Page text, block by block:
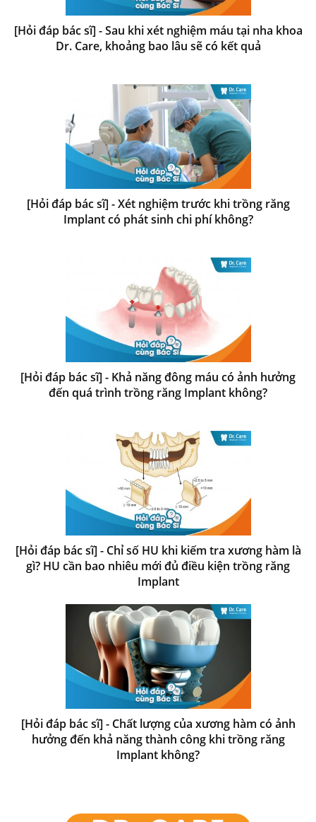
[Hỏi đáp bác sĩ] - Sau khi xét nghiệm máu tại nha khoa
Dr. Care, khoảng bao lâu sẽ có kết quả
[Hỏi đáp bác sĩ] - Xét nghiệm trước khi trồng răng
Implant có phát sinh chi phí không?
[Hỏi đáp bác sĩ] - Khả năng đông máu có ảnh hưởng
đến quá trình trồng răng Implant không?
[Hỏi đáp bác sĩ] - Chỉ số HU khi kiếm tra xương hàm là
gì? HU cần bao nhiêu mới đủ điều kiện trồng răng
Implant
[Hỏi đáp bác sĩ] - Chất lượng của xương hàm có ảnh
hưởng đến khả năng thành công khi trồng răng
Implant không?